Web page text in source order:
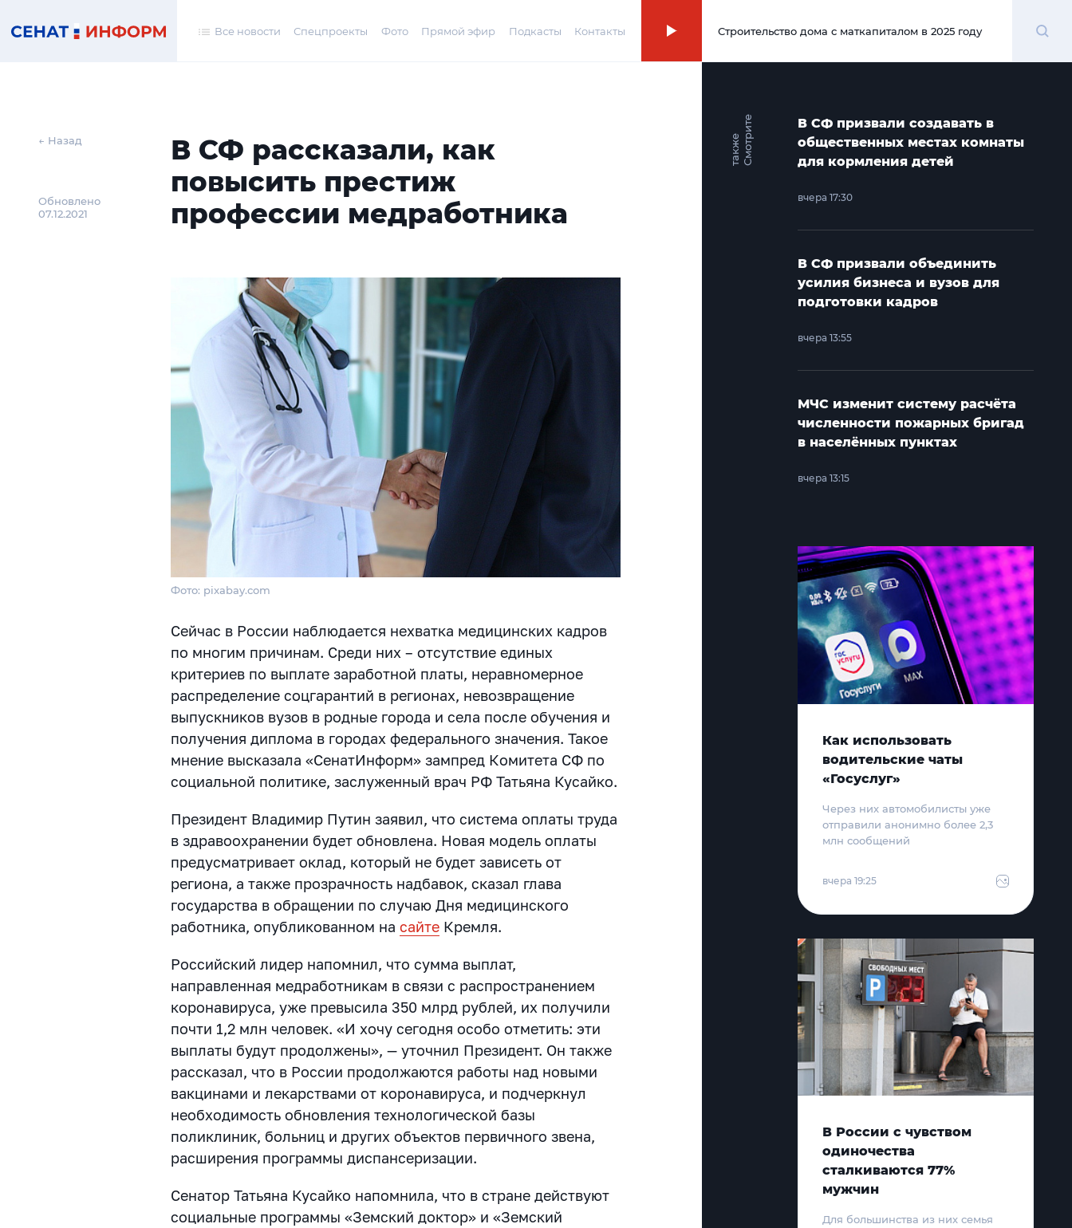
Все новости Спецпроекты Фото Прямой эфир Подкасты Контакты 00:00
Строительство дома с маткапиталом в 2025 году
← Назад
Обновлено
07.12.2021
В СФ рассказали, как
повысить престиж
профессии медработника
Фото: pixabay.com
Сейчас в России наблюдается нехватка медицинских кадров
по многим причинам. Среди них – отсутствие единых
критериев по выплате заработной платы, неравномерное
распределение соцгарантий в регионах, невозвращение
выпускников вузов в родные города и села после обучения и
получения диплома в городах федерального значения. Такое
мнение высказала «СенатИнформ» зампред Комитета СФ по
социальной политике, заслуженный врач РФ Татьяна Кусайко.
Президент Владимир Путин заявил, что система оплаты труда
в здравоохранении будет обновлена. Новая модель оплаты
предусматривает оклад, который не будет зависеть от
региона, а также прозрачность надбавок, сказал глава
государства в обращении по случаю Дня медицинского
работника, опубликованном насайте Кремля.
Российский лидер напомнил, что сумма выплат,
направленная медработникам в связи с распространением
коронавируса, уже превысила 350 млрд рублей, их получили
почти 1,2 млн человек. «И хочу сегодня особо отметить: эти
выплаты будут продолжены», — уточнил Президент. Он также
рассказал, что в России продолжаются работы над новыми
вакцинами и лекарствами от коронавируса, и подчеркнул
необходимость обновления технологической базы
поликлиник, больниц и других объектов первичного звена,
расширения программы диспансеризации.
Сенатор Татьяна Кусайко напомнила, что в стране действуют
социальные программы «Земский доктор» и «Земский
С
м
о
т
р и
т
е
т
а
к
ж
е
В СФ призвали создавать в
общественных местах комнаты
для кормления детей
вчера 17:30
В СФ призвали объединить
усилия бизнеса и вузов для
подготовки кадров
вчера 13:55
МЧС изменит систему расчёта
численности пожарных бригад
в населённых пунктах
вчера 13:15
Как использовать
водительские чаты
«Госуслуг»
Через них автомобилисты уже
отправили анонимно более 2,3
млн сообщений
вчера 19:25
В России с чувством
одиночества
сталкиваются 77%
мужчин
Для большинства из них семья